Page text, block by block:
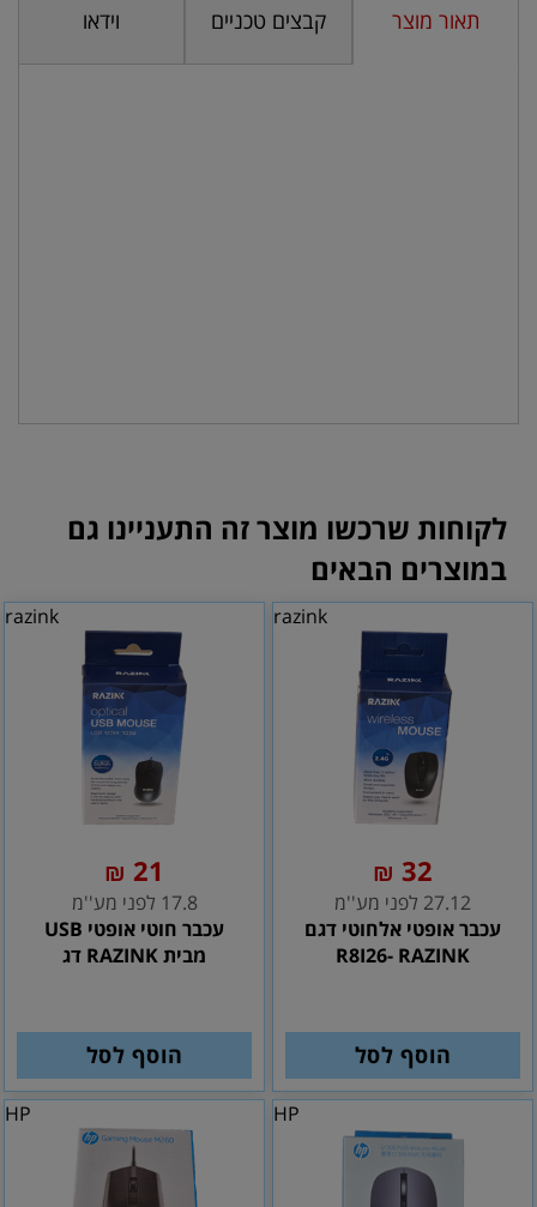
תאור מוצר קבצים טכניים וידאו
לקוחות שרכשו מוצר זה התעניינו גם
במוצרים הבאים
razink
32
₪
27.12 לפני מע''מ
עכבר אופטי אלחוטי דגם
R8I26- RAZINK
הוסף לסל
razink
21
₪
17.8 לפני מע''מ
עכבר חוטי אופטי USB
מבית RAZINK דג
הוסף לסל
HP
HP